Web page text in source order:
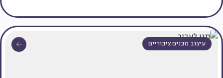
עיצוב מבנים ציבוריים